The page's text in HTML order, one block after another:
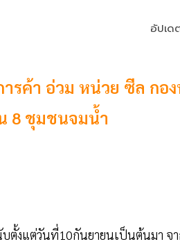
อัปเด
ารค้า อ่วม หน่วย ซีล กอ
8 ชุมชนจมน้ำ
บตั้งแต่วันที่10กันยายนเป็นต้นมา จ